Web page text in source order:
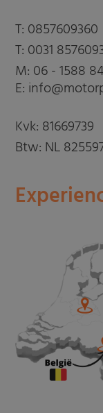
T: 0857609360
T: 0031
M: 06 - 1588
E:
Kvk: 81669739
Btw: NL